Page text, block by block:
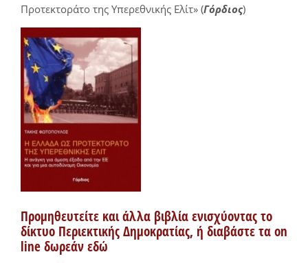
Προτεκτοράτο της Υπερεθνικής Ελίτ» (Γόρδιος)
Προμηθευτείτε και άλλα βιβλία ενισχύοντας το
δίκτυο Περιεκτικής Δημοκρατίας, ή διαβάστε τα on
line δωρεάν εδώ